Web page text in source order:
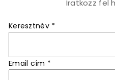
Iratkozz fel
Keresztnév *
Email cím *